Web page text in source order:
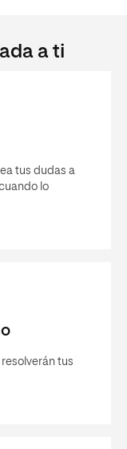
a ti
tus dudas a
lo
tus